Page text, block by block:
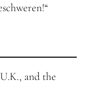
and the